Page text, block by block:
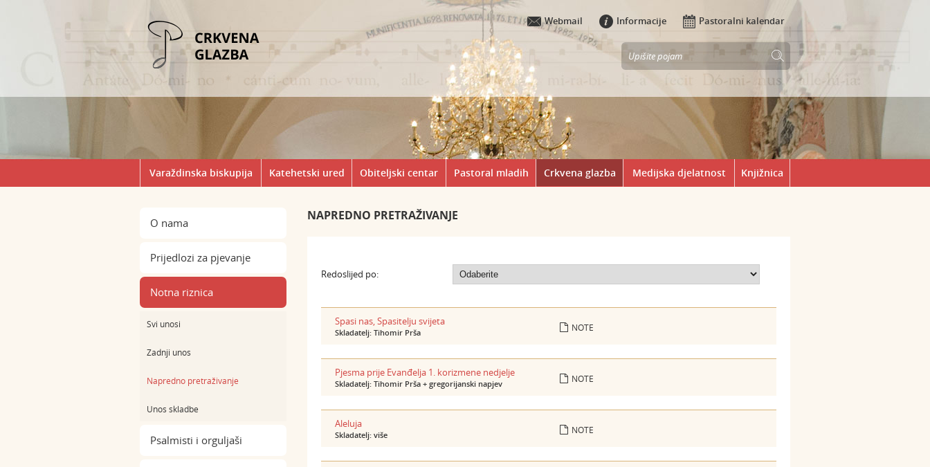
Webmail Informacije Pastoralni kalendar
Varaždinska biskupija Katehetski ured Obiteljski centar Pastoral mladih Crkvena glazba Medijska djelatnost Knjižnica
O nama
Prijedlozi za pjevanje
Notna riznica
Svi unosi
Zadnji unos
Napredno pretraživanje
Unos skladbe
Psalmisti i orguljaši
NAPREDNO PRETRAŽIVANJE
Redoslijed po:
Spasi nas, Spasitelju svijeta
Skladatelj: Tihomir Prša NOTE
Pjesma prije Evanđelja 1. korizmene nedjelje
Skladatelj: Tihomir Prša + gregorijanski napjev NOTE
Aleluja
Skladatelj: više NOTE